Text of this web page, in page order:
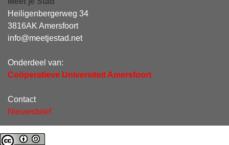
Heiligenbergerweg 34
3816AK Amersfoort
info@meetjestad.net
Onderdeel van:
Coöperatieve Universiteit Amersfoort
Contact
Nieuwsbrief